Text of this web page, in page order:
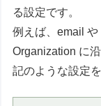
る設定です。
例えば、email
Organization に
記のような設定